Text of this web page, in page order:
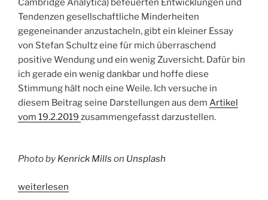
Cambridge Analytica) befeuerten Entwicklungen und
Tendenzen gesellschaftliche Minderheiten
gegeneinander anzustacheln, gibt ein kleiner Essay
von Stefan Schultz eine für mich überraschend
positive Wendung und ein wenig Zuversicht. Dafür bin
ich gerade ein wenig dankbar und hoffe diese
Stimmung hält noch eine Weile. Ich versuche in
diesem Beitrag seine Darstellungen aus dem Artikel
vom 19.2.2019 zusammengefasst darzustellen.
Photo by Kenrick Mills on Unsplash
„Die
weiterlesen